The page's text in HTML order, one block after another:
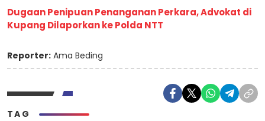
Dugaan Penipuan Penanganan Perkara, Advokat di
Kupang Dilaporkan ke Polda NTT
Reporter: Ama Beding
TAG